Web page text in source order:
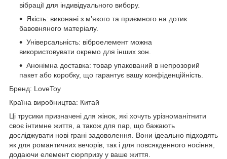
вібрації для індивідуального вибору.
Якість: виконані з м’якого та приємного на дотик
бавовняного матеріалу.
Універсальність: віброелемент можна
використовувати окремо для інших зон.
Анонімна доставка: товар упакований в непрозорий
пакет або коробку, що гарантує вашу конфіденційність.
Бренд: LoveToy
Країна виробництва: Китай
Ці трусики призначені для жінок, які хочуть урізноманітнити
своє інтимне життя, а також для пар, що бажають
досліджувати нові грані задоволення. Вони ідеально підходять
як для романтичних вечорів, так і для повсякденного носіння,
додаючи елемент сюрпризу у ваше життя.